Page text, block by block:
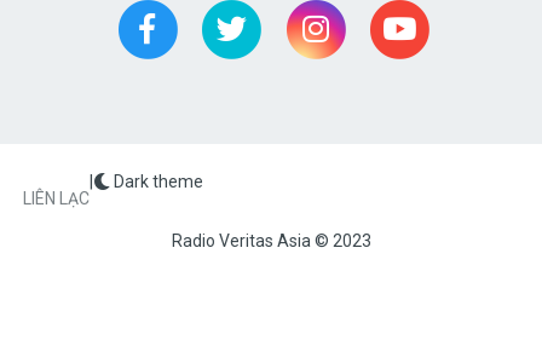
Radio Veritas Asia © 2023
FOOTER
LIÊN LẠC
Dark theme